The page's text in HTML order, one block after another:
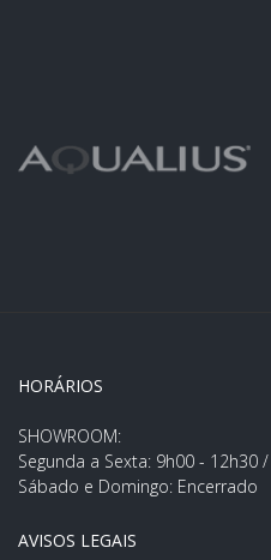
HORÁRIOS
SHOWROOM:
Segunda a Sexta: 9h00 - 12h30
Sábado e Domingo: Encerrado
AVISOS LEGAIS